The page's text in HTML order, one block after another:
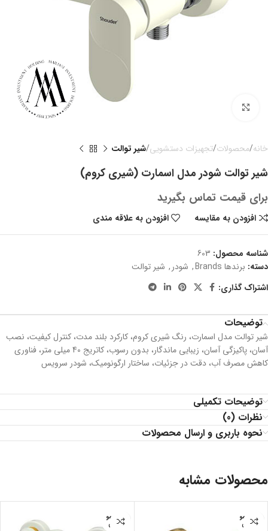
خانه محصولات تجهیزات دستشویی شیر توالت
شیر توالت شودر مدل اسمارت (شیری کروم)
برای قیمت تماس بگیرید
افزودن به مقایسه افزودن به علاقه مندی
شناسه محصول: 603
دسته: برندها Brands , شودر, شیر توالت
اشتراک گذاری:
توضیحات
شیر توالت مدل اسمارت، رنگ شیری کروم، کارکرد بلند مدت، كنترل كيفيت، نصب
آسان، پاکیزگی آسان، زیبایی ماندگار، بدون رسوب، کاتریج 40 میلی متر، فناوری
کاهش مصرف آب، دقت در جزئیات، ساختار ارگونومیک، شودر سرویس
توضیحات تکمیلی
نظرات (0)
نحوه باربری و ارسال محصولات
محصولات مشابه
اتمام مو
جودی
اتمام مو
جودی